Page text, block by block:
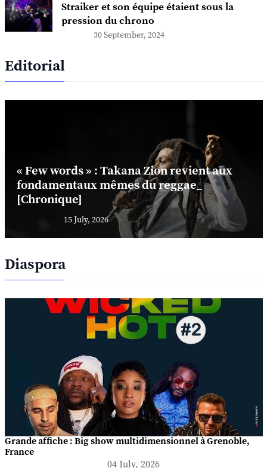
Straiker et son équipe étaient sous la
pression du chrono
30 September, 2024
Editorial
« Few words » : Takana Zion revient aux
fondamentaux mêmes du reggae_
[Chronique]
15 July, 2026
Diaspora
Grande affiche : Big show multidimensionnel à Grenoble,
France
04 July, 2026